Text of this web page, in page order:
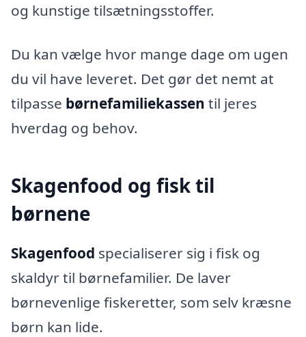
og kunstige tilsætningsstoffer.
Du kan vælge hvor mange dage om ugen
du vil have leveret. Det gør det nemt at
tilpasse børnefamiliekassen til jeres
hverdag og behov.
Skagenfood og fisk til
børnene
Skagenfood specialiserer sig i fisk og
skaldyr til børnefamilier. De laver
børnevenlige fiskeretter, som selv kræsne
børn kan lide.